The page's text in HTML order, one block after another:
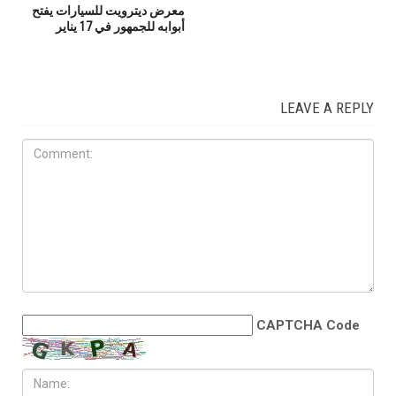
معرض ديترويت للسيارات يفتح
أبوابه للجمهور في 17 يناير
LEAVE A REPLY
CAPTCHA Code